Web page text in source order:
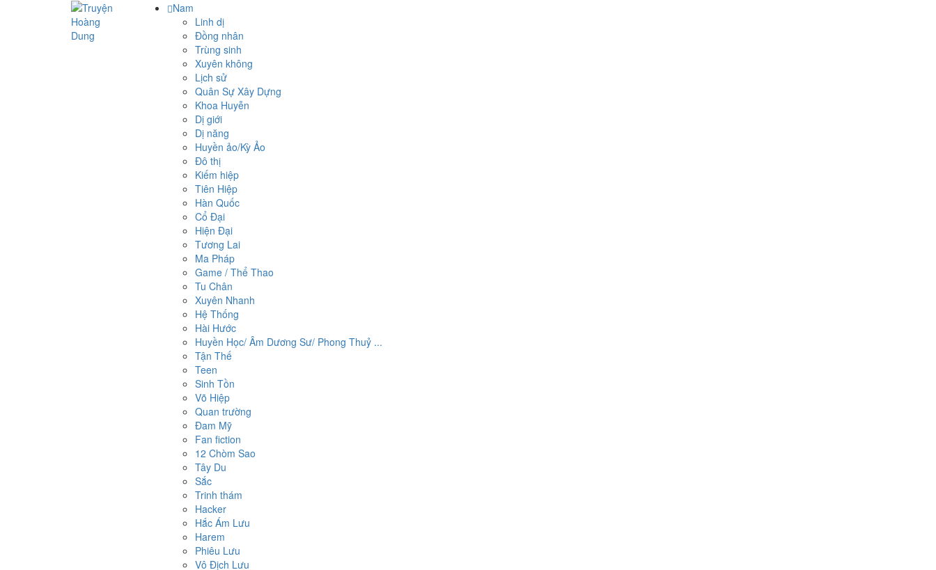
Nam
Linh dị
Đồng nhân
Trùng sinh
Xuyên không
Lịch sử
Quân Sự Xây Dựng
Khoa Huyễn
Dị giới
Dị năng
Huyền ảo/Kỳ Ảo
Đô thị
Kiếm hiệp
Tiên Hiệp
Hàn Quốc
Cổ Đại
Hiện Đại
Tương Lai
Ma Pháp
Game / Thể Thao
Tu Chân
Xuyên Nhanh
Hệ Thống
Hài Hước
Huyền Học/ Âm Dương Sư/ Phong Thuỷ ...
Tận Thế
Teen
Sinh Tồn
Võ Hiệp
Quan trường
Đam Mỹ
Fan fiction
12 Chòm Sao
Tây Du
Sắc
Trinh thám
Hacker
Hắc Ám Lưu
Harem
Phiêu Lưu
Vô Địch Lưu